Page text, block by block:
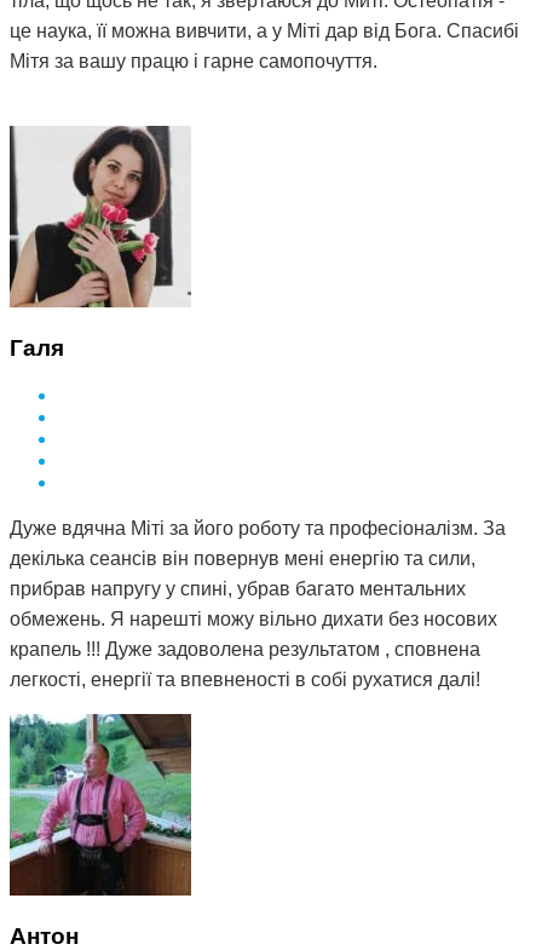
це наука, її можна вивчити, а у Міті дар від Бога. Спасибі
Мітя за вашу працю і гарне самопочуття.
Галя
Дуже вдячна Міті за його роботу та професіоналізм. За
декілька сеансів він повернув мені енергію та сили,
прибрав напругу у спині, убрав багато ментальних
обмежень. Я нарешті можу вільно дихати без носових
крапель !!! Дуже задоволена результатом , сповнена
легкості, енергії та впевненості в собі рухатися далі!
Антон